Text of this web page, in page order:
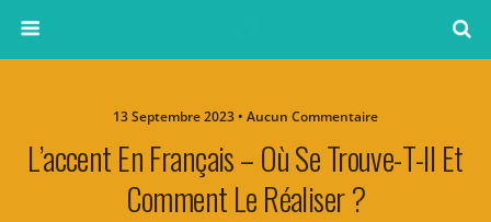
13 Septembre 2023 • Aucun Commentaire
L’accent En Français – Où Se Trouve-T-Il Et
Comment Le Réaliser ?